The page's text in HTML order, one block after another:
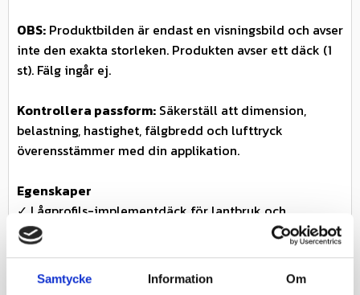
Samtycke Information Om
OBS: Produktbilden är endast en visningsbild och avser
inte den exakta storleken. Produkten avser ett däck (1
st). Fälg ingår ej.
Kontrollera passform: Säkerställ att dimension,
belastning, hastighet, fälgbredd och lufttryck
överensstämmer med din applikation.
Egenskaper
✓ Lågprofils-implementdäck för lantbruk och
entreprenad
✓ I-3-mönster med överlappande klackar
✓ Bra grepp och självrensning på varierande underlag
✓ Bred kontaktyta för minskad markpackning